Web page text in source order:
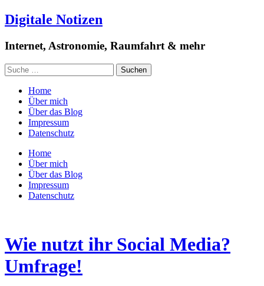
Digitale Notizen
Internet, Astronomie, Raumfahrt & mehr
Home
Über mich
Über das Blog
Impressum
Datenschutz
Home
Über mich
Über das Blog
Impressum
Datenschutz
Wie nutzt ihr Social Media?
Umfrage!